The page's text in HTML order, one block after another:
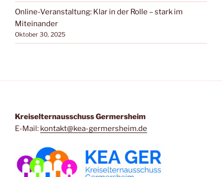
Online-Veranstaltung: Klar in der Rolle – stark im
Miteinander
Oktober 30, 2025
Kreiselternausschuss Germersheim
E-Mail: kontakt@kea-germersheim.de